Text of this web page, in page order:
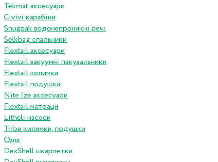
Tekmat аксесуари
Сivivi карабіни
Snugpak водонепроникні речі
Selkbag спальники
Flextail аксесуари
Flextail вакуумні пакувальники
Flextail килимки
Flextail подушки
Nite Ize аксесуари
Flextail матраци
Litheli насоси
Tribe килимки, подушки
Одяг
DexShell шкарпетки